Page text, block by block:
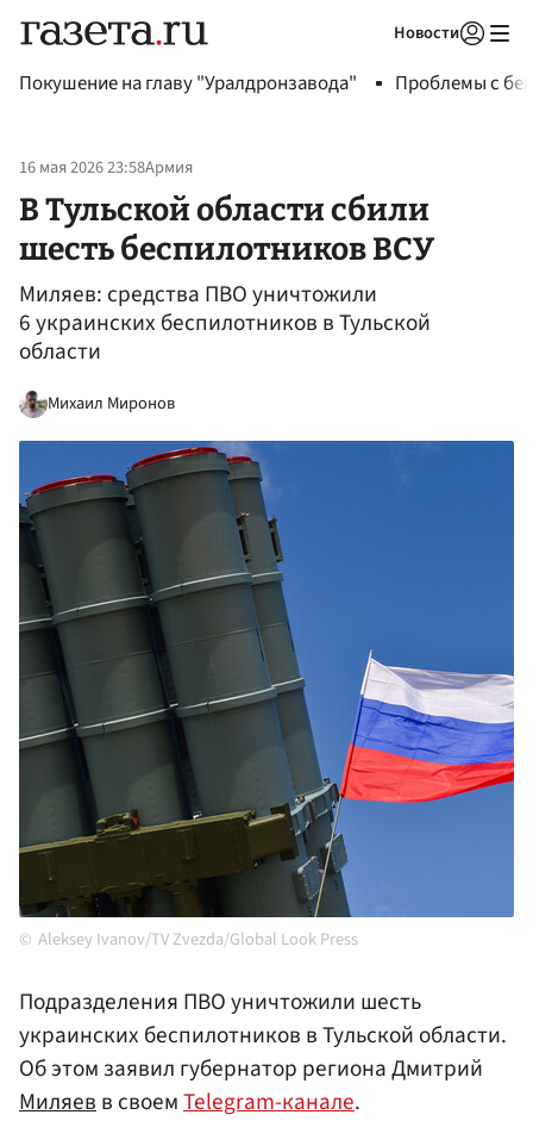
Новости
Покушение на главу "Уралдронзавода" Проблемы с
16 мая 2026 23:58Армия
В Тульской области сбили
шесть беспилотников ВСУ
Миляев: средства ПВО уничтожили
6 украинских беспилотников в Тульской
области
Михаил Миронов
Aleksey Ivanov/TV Zvezda/Global Look Press
Подразделения ПВО уничтожили шесть
украинских беспилотников в Тульской области.
Об этом заявил губернатор региона Дмитрий
Миляевв своемTelegram-канале.